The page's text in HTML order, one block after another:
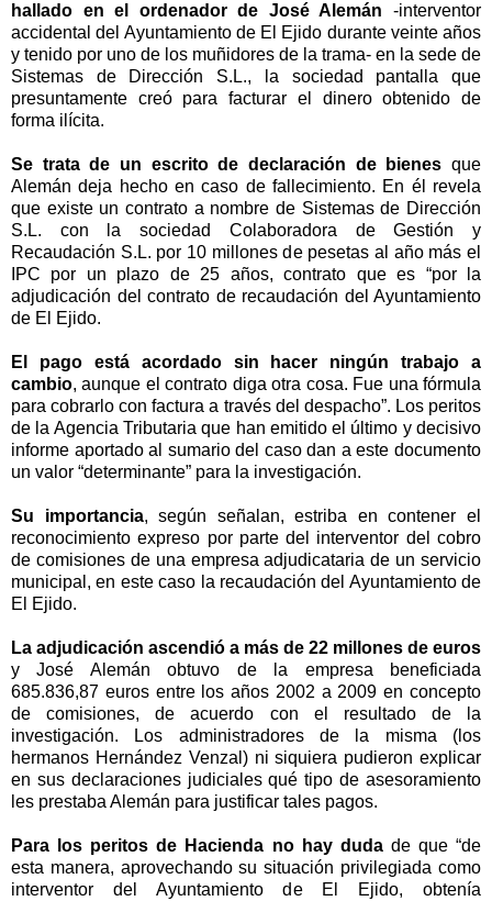
hallado en el ordenador de José Alemán -interventor
accidental del Ayuntamiento de El Ejido durante veinte años
y tenido por uno de los muñidores de la trama- en la sede de
Sistemas de Dirección S.L., la sociedad pantalla que
presuntamente creó para facturar el dinero obtenido de
forma ilícita.
Se trata de un escrito de declaración de bienes que
Alemán deja hecho en caso de fallecimiento. En él revela
que existe un contrato a nombre de Sistemas de Dirección
S.L. con la sociedad Colaboradora de Gestión y
Recaudación S.L. por 10 millones de pesetas al año más el
IPC por un plazo de 25 años, contrato que es “por la
adjudicación del contrato de recaudación del Ayuntamiento
de El Ejido.
El pago está acordado sin hacer ningún trabajo a
cambio, aunque el contrato diga otra cosa. Fue una fórmula
para cobrarlo con factura a través del despacho”. Los peritos
de la Agencia Tributaria que han emitido el último y decisivo
informe aportado al sumario del caso dan a este documento
un valor “determinante” para la investigación.
Su importancia, según señalan, estriba en contener el
reconocimiento expreso por parte del interventor del cobro
de comisiones de una empresa adjudicataria de un servicio
municipal, en este caso la recaudación del Ayuntamiento de
El Ejido.
La adjudicación ascendió a más de 22 millones de euros
y José Alemán obtuvo de la empresa beneficiada
685.836,87 euros entre los años 2002 a 2009 en concepto
de comisiones, de acuerdo con el resultado de la
investigación. Los administradores de la misma (los
hermanos Hernández Venzal) ni siquiera pudieron explicar
en sus declaraciones judiciales qué tipo de asesoramiento
les prestaba Alemán para justificar tales pagos.
Para los peritos de Hacienda no hay dudade que “de
esta manera, aprovechando su situación privilegiada como
interventor del Ayuntamiento de El Ejido, obtenía